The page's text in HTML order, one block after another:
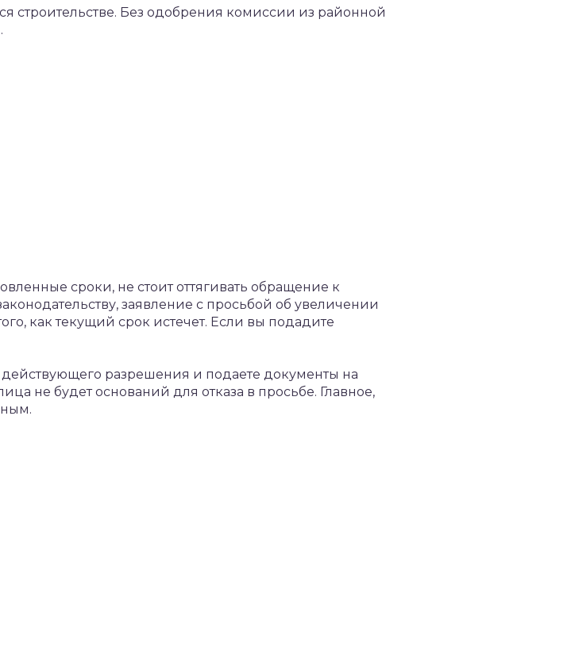
строительстве. Без одобрения комиссии из районной
сроки, не стоит оттягивать обращение к
заявление с просьбой об увеличении
как текущий срок истечет. Если вы подадите
разрешения и подаете документы на
не будет оснований для отказа в просьбе. Главное,